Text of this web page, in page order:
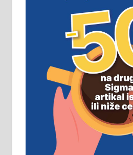
ПОСЛОВНИ
Рудник и
д.о.о. Рудник
помоћника рудара.
Основна школа,
искуство на истим
пословима, али не и
услов. Обезбеђен
превоз, исхрана. 032/
локал 22